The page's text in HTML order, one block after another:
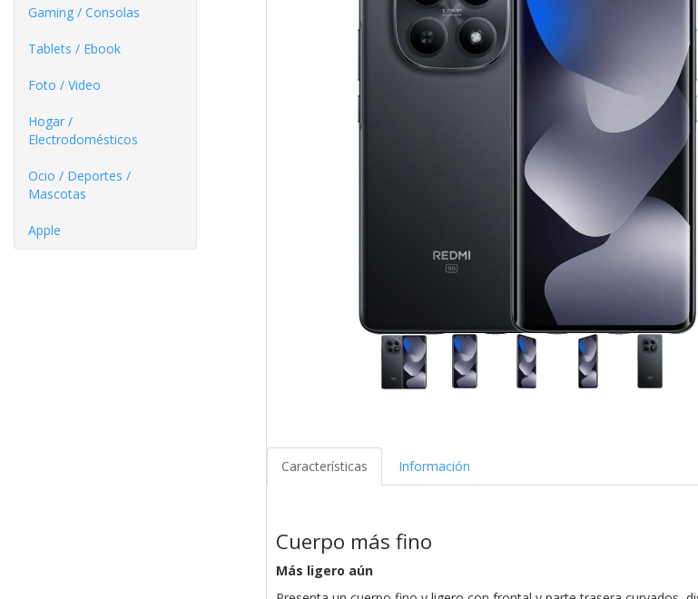
Gaming / Consolas
Tablets / Ebook
Foto / Video
Hogar /
Electrodomésticos
Ocio / Deportes /
Mascotas
Apple
Características Información
Cuerpo más fino
Más ligero aún